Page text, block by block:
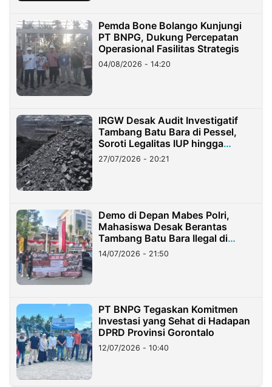
Pemda Bone Bolango Kunjungi
PT BNPG, Dukung Percepatan
Operasional Fasilitas Strategis
04/08/2026 - 14:20
IRGW Desak Audit Investigatif
Tambang Batu Bara di Pessel,
Soroti Legalitas IUP hingga
Stockpile
27/07/2026 - 20:21
Demo di Depan Mabes Polri,
Mahasiswa Desak Berantas
Tambang Batu Bara Ilegal di
Lampung
14/07/2026 - 21:50
PT BNPG Tegaskan Komitmen
Investasi yang Sehat di Hadapan
DPRD Provinsi Gorontalo
12/07/2026 - 10:40